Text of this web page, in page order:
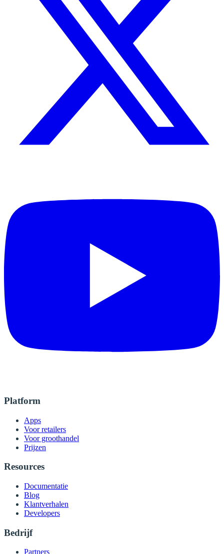
Platform
Apps
Voor retailers
Voor groothandel
Prijzen
Resources
Documentatie
Blog
Klantverhalen
Developers
Bedrijf
Partners